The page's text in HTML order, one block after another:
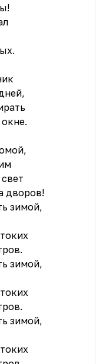
двоpов!
зимой,
зимой,
зимой,